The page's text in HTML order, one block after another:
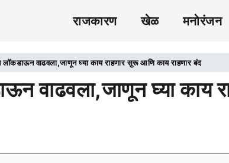
राजकारण खेळ मनोरंजन
लॉकडाऊन वाढवला,जाणून घ्या काय राहणार सुरू आणि काय राहणार बंद
वाढवला,जाणून घ्या काय